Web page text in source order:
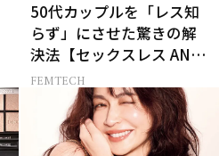
50代カップルを「レス知
らず」にさせた驚きの解
決法【セックスレス AND
THE CITY -女たちの告
FEMTECH